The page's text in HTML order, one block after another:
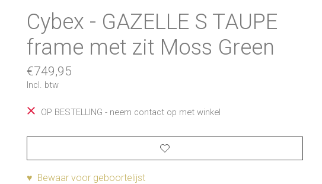
Cybex - GAZELLE S TAUPE
frame met zit Moss Green
€749,95
Incl. btw
OP BESTELLING - neem contact op met winkel
♥ Bewaar voor geboortelijst